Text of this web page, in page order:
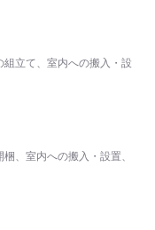
立て、室内への搬入・設
、室内への搬入・設置、